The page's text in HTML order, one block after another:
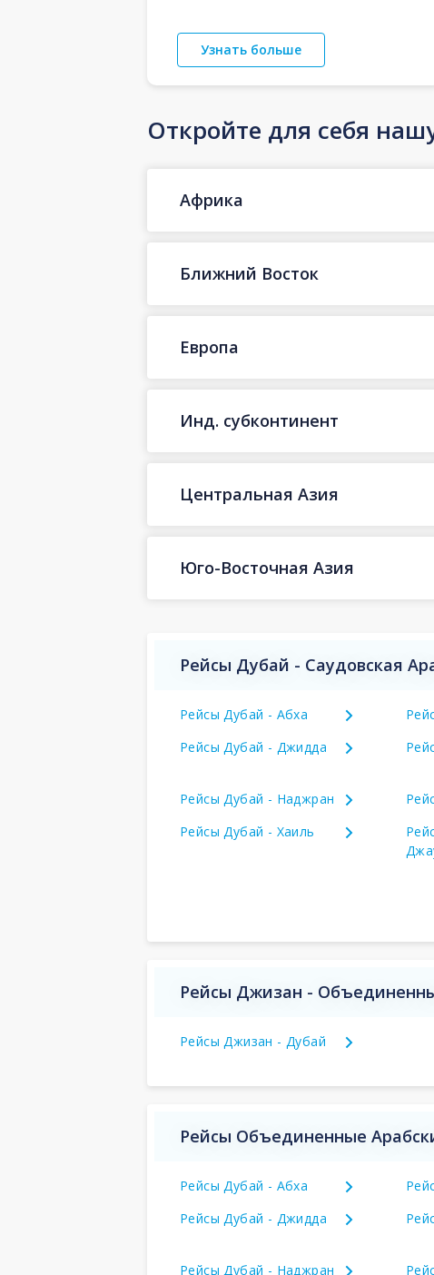
Узнать больше
Откройте для себя
Африка
Ближний Восток
Европа
Инд. субконтинент
Центральная Азия
Юго-Восточная Азия
Рейсы Дубай - Саудовская
Рейсы Дубай - Абха
Рейсы Дубай - Джидда
Рейсы Дубай - Наджран
Рейсы Дубай - Хаиль
Рейсы Джизан -
Рейсы Джизан - Дубай
Рейсы Объединенные
Рейсы Дубай - Абха
Рейсы Дубай - Джидда
Рейсы Дубай - Наджран